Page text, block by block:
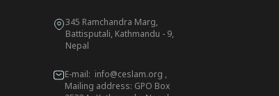
345 Ramchandra Marg,
Battisputali, Kathmandu - 9,
Nepal
E-mail: info@ceslam.org ,
Mailing address: GPO Box